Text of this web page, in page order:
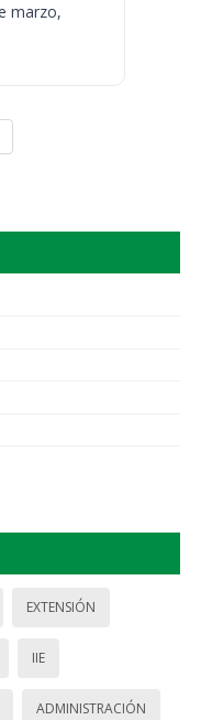
marzo,
EXTENSIÓN
IIE
ADMINISTRACIÓN